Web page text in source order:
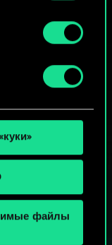
файлы
ГВИНТ?